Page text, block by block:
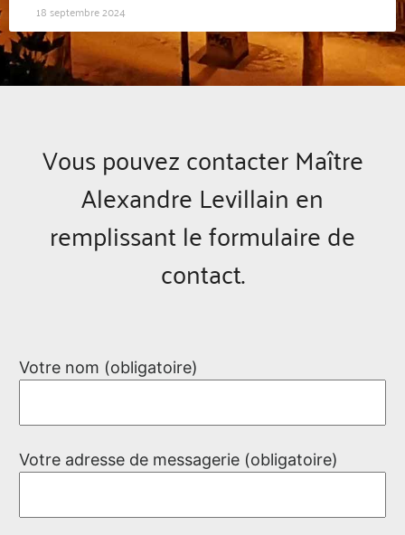
18 septembre 2024
Vous pouvez contacter Maître
Alexandre Levillain en
remplissant le formulaire de
contact.
Votre nom (obligatoire)
Votre adresse de messagerie (obligatoire)